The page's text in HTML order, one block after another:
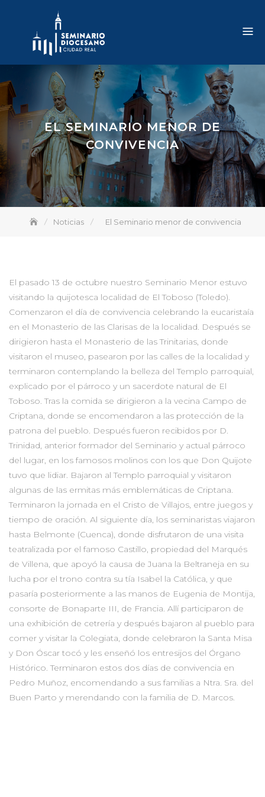
EL SEMINARIO MENOR DE
CONVIVENCIA
Noticias El Seminario menor de convivencia
El pasado 13 de octubre nuestro Seminario Menor estuvo
visitando la quijotesca localidad de El Toboso (Toledo).
Comenzaron el día de convivencia celebrando la eucaristaía
en el Monasterio de las Clarisas de la localidad. Después se
dirigieron hasta el Monasterio de las Trinitarias, donde
visitaron el museo, pasearon por las calles de la localidad y
terminaron contemplando la belleza del Templo parroquial,
explicado por el párroco y un sacerdote natural de El
Toboso. Tras la comida se dirigieron a la vecina Campo de
Criptana, donde se encomendaron a las protección de la
patrona del pueblo. Después fueron recibidos por D.
Trinidad, anterior formador del Seminario y actual párroco
del lugar, en los famosos molinos con los que Don Quijote
tuvo que lidiar. Bajaron al Templo parroquial y visitaron
algunas de las ermitas más emblemáticas de Criptana.
Terminaron la jornada en el Cristo de Villajos, entre juegos y
tiempo de oración. Al siguiente día, los seminaristas viajaron
hasta Belmonte (Cuenca), donde disfrutaron de una visita
teatralizada por el famoso Castillo, propiedad del Marqués
de Villena, que apoyó la causa de Juana la Beltraneja en su
lucha por el trono contra su tía Isabel la Católica, y que
pasaría posteriormente a las manos de Eugenia de Montija,
consorte de Bonaparte III, de Francia. Allí participaron de
una exhibición de cetrería y después bajaron al pueblo para
comer y visitar la Colegiata, donde celebraron la Santa Misa
y Don Óscar tocó y les enseñó los entresijos del Órgano
Histórico. Terminaron estos dos días de convivencia en
Pedro Muñoz, encomendando a sus familias a Ntra. Sra. del
Buen Parto y merendando con la familia de D. Marcos.